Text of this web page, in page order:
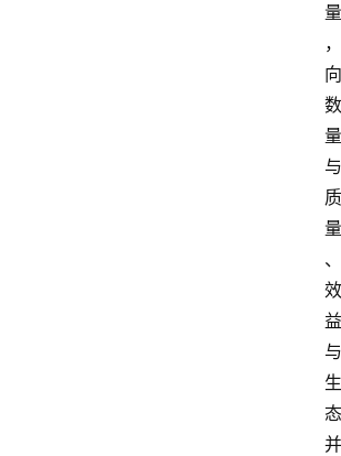
量
，
向
数
量
与
质
量
、
效
益
与
生
态
并